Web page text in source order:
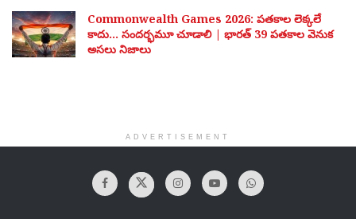
Commonwealth Games 2026: పతకాల లెక్కలే
కాదు… సందర్భమూ చూడాలి | భారత్ 39 పతకాల వెనుక
అసలు నిజాలు
ADVERTISEMENT